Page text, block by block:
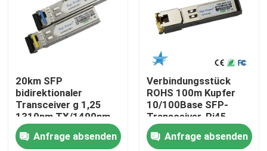
Qualitätskontrolle
Treten Sie mit uns in Verbindung
Nachrichten
Nvidia KI-Produkte
20km SFP
bidirektionaler
Transceiver g 1,25
1310nm TX/1490nm
RX
Anfrage absenden
Verbindungsstück
ROHS 100m Kupfer
10/100Base SFP-
Transceiver-Rj45
Anfrage absenden